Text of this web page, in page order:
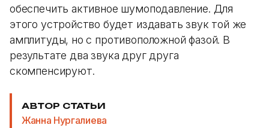
обеспечить активное шумоподавление. Для
этого устройство будет издавать звук той же
амплитуды, но с противоположной фазой. В
результате два звука друг друга
скомпенсируют.
АВТОР СТАТЬИ
Жанна Нургалиева